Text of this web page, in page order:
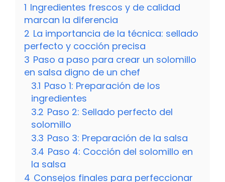
1 Ingredientes frescos y de calidad
marcan la diferencia
2 La importancia de la técnica: sellado
perfecto y cocción precisa
3 Paso a paso para crear un solomillo
en salsa digno de un chef
3.1 Paso 1: Preparación de los
ingredientes
3.2 Paso 2: Sellado perfecto del
solomillo
3.3 Paso 3: Preparación de la salsa
3.4 Paso 4: Cocción del solomillo en
la salsa
4 Consejos finales para perfeccionar